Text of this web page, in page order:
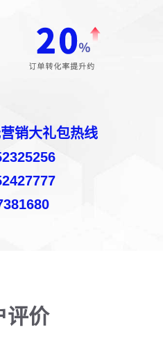
销大礼包热线
评价